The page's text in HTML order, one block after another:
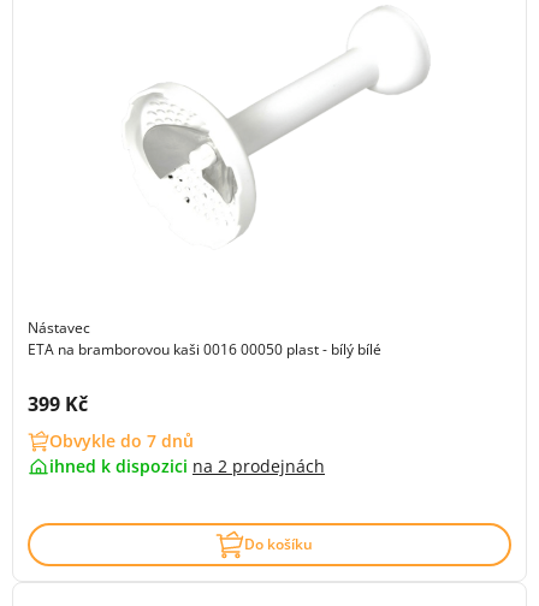
Nástavec
ETA na bramborovou kaši 0016 00050 plast - bílý bílé
Cena s DPH:
399 Kč
Obvykle do 7 dnů
ihned k dispozici na 2 prodejnách
Do košíku